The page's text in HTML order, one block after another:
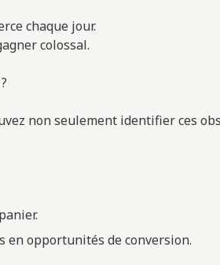
chaque jour.
colossal.
non seulement identifier ces
en opportunités de conversion.